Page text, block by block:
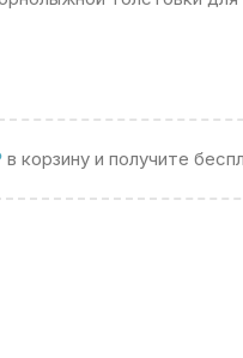
в корзину и получите